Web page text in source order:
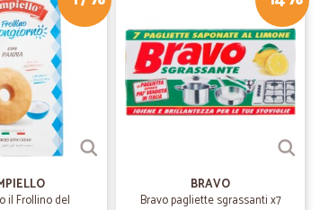
26/11/2021
precisione nel tenerti sempre
29/08/2020
il Frollino del
BRAVO
Bravo pagliette sgrassanti x7